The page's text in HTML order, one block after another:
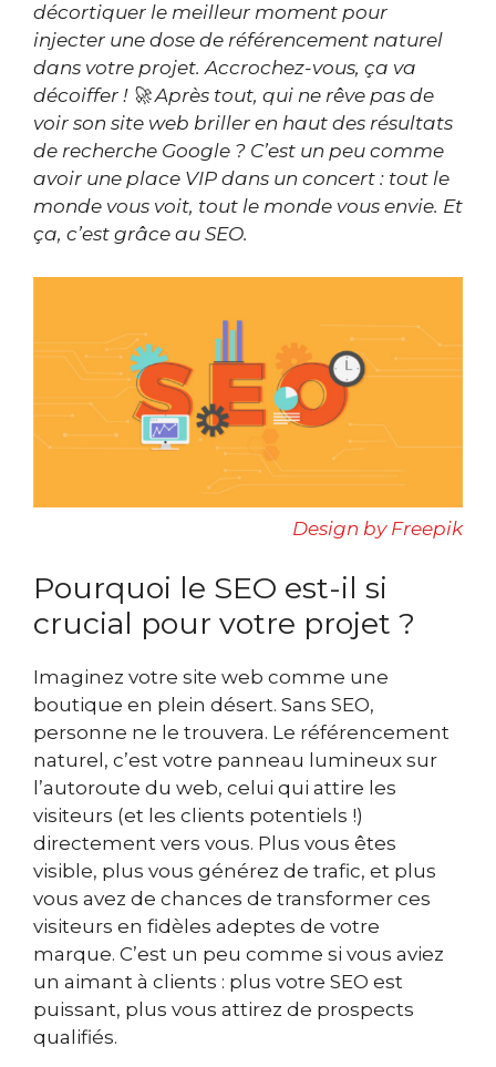
décortiquer le meilleur moment pour
injecter une dose de référencement naturel
dans votre projet. Accrochez-vous, ça va
décoiffer ! 🚀 Après tout, qui ne rêve pas de
voir son site web briller en haut des résultats
de recherche Google ? C’est un peu comme
avoir une place VIP dans un concert : tout le
monde vous voit, tout le monde vous envie. Et
ça, c’est grâce au SEO.
Design by Freepik
Pourquoi le SEO est-il si
crucial pour votre projet ?
Imaginez votre site web comme une
boutique en plein désert. Sans SEO,
personne ne le trouvera. Le référencement
naturel, c’est votre panneau lumineux sur
l’autoroute du web, celui qui attire les
visiteurs (et les clients potentiels !)
directement vers vous. Plus vous êtes
visible, plus vous générez de trafic, et plus
vous avez de chances de transformer ces
visiteurs en fidèles adeptes de votre
marque. C’est un peu comme si vous aviez
un aimant à clients : plus votre SEO est
puissant, plus vous attirez de prospects
qualifiés.